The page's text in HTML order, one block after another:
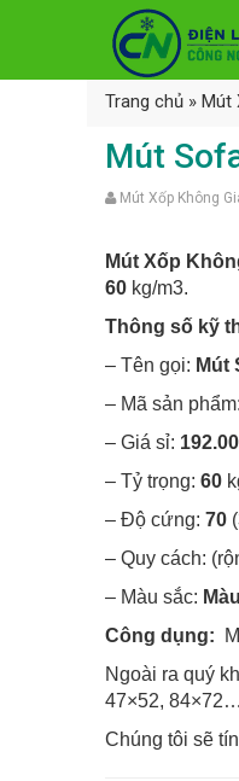
Trang chủ » Mút
Mút
Mút Xốp Không
Mút Xốp
60 kg/m3.
Thông số kỹ
– Tên gọi: Mút
– Mã sản phẩm:
– Giá sỉ:
– Tỷ trọng: 60
– Độ cứng: 70
– Quy cách:
– Màu sắc: Màu
Công dụng:
Ngoài ra quý
47×52, 84×72…
Chúng tôi sẽ